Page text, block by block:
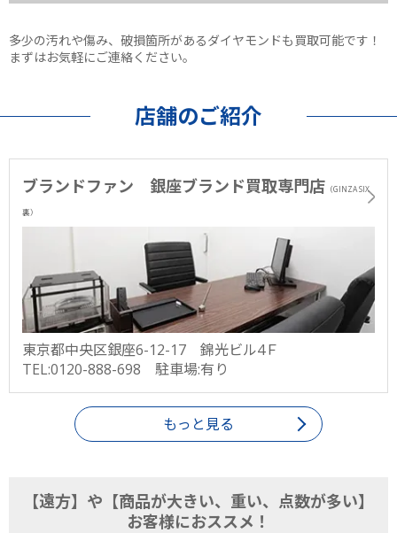
多少の汚れや傷み、破損箇所があるダイヤモンドも買取可能です！
まずはお気軽にご連絡ください。
店舗のご紹介
ブランドファン 銀座ブランド買取専門店 （GINZA SIX
裏）
東京都中央区銀座6-12-17 錦光ビル4Ｆ
TEL:0120-888-698 駐車場:有り
もっと見る
【遠方】や【商品が大きい、重い、点数が多い】
お客様におススメ！